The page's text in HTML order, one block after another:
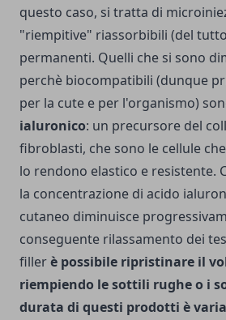
questo caso, si tratta di
"riempitive" riassorbibili (del
permanenti. Quelli che si sono
perchè biocompatibili (dunque
per la cute e per l'organismo)
ialuronico: un precursore del
fibroblasti, che sono le cellule
lo rendono elastico e resistente.
la concentrazione di acido
cutaneo diminuisce
conseguente rilassamento dei
fillerè possibile ripristinare il
riempiendo le sottili rughe o i
durata di questi prodotti è